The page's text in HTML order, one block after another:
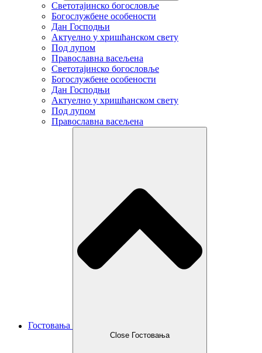
Светотајинско богословље
Богослужбене особености
Дан Господњи
Актуелно у хришћанском свету
Под лупом
Православна васељена
Светотајинско богословље
Богослужбене особености
Дан Господњи
Актуелно у хришћанском свету
Под лупом
Православна васељена
Гостовања
Close Гостовања